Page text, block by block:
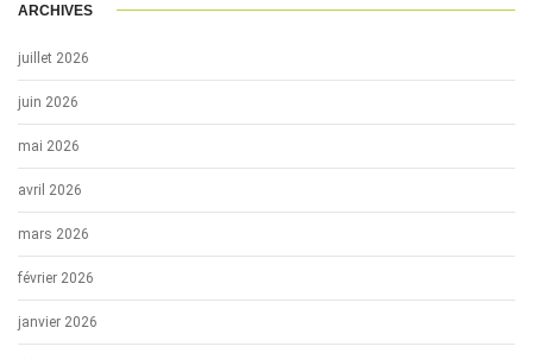
ARCHIVES
juillet 2026
juin 2026
mai 2026
avril 2026
mars 2026
février 2026
janvier 2026